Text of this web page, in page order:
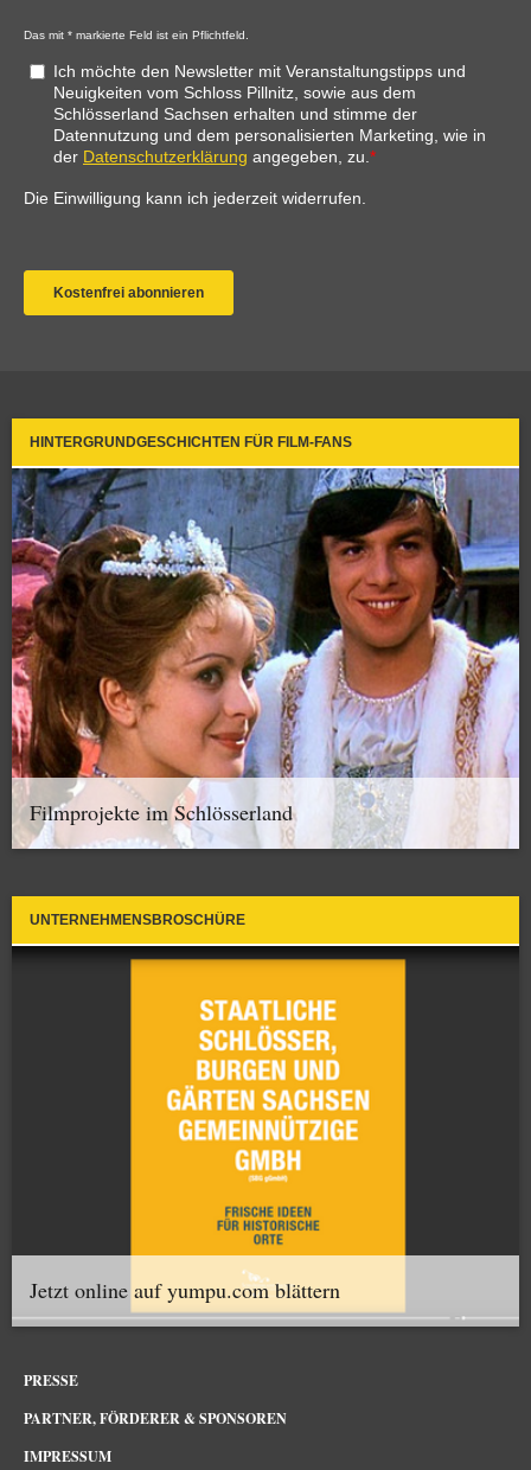
HINTERGRUNDGESCHICHTEN FÜR FILM-FANS
Filmprojekte im Schlösserland
UNTERNEHMENSBROSCHÜRE
Jetzt online auf yumpu.com blättern
PRESSE
PARTNER, FÖRDERER & SPONSOREN
IMPRESSUM